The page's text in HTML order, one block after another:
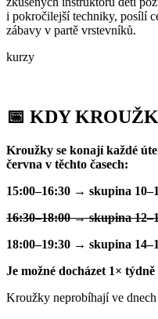
i pokročilejší techniky, posílí
zábavy v partě vrstevníků.
kurzy
📅 KDY
Kroužky se konají každé
června v těchto časech:
15:00–16:30 → skupina
16:30–18:00 → skupina
18:00–19:30 → skupina
Je možné docházet 1×
Kroužky neprobíhají ve